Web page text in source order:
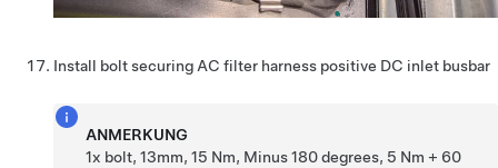
Install bolt securing AC filter harness positive DC inlet busbar
ANMERKUNG
1x bolt, 13mm, 15 Nm, Minus 180 degrees, 5 Nm + 60